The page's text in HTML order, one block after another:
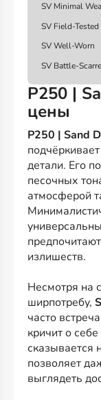
SV Minimal
SV Field-Tested
SV Well-Worn
SV Battle-
P250 |
цены
P250 | Sand
детали. Его
песочных
атмосферой
излишеств.
Несмотря на
ширпотребу,
часто
кричит о
сказывается
позволяет
выглядеть